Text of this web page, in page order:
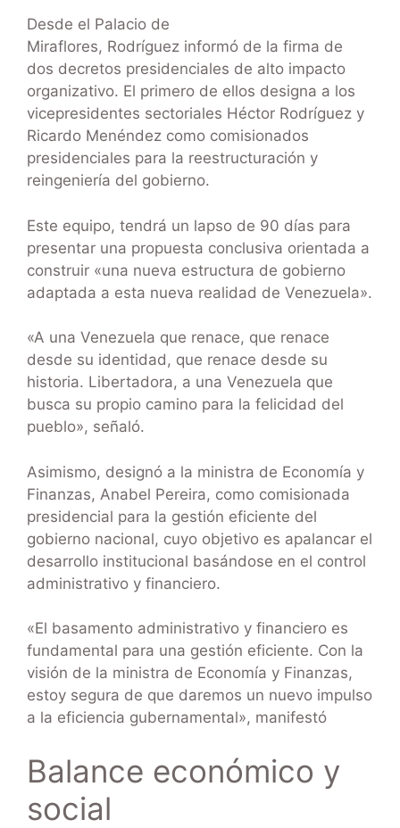
Desde el Palacio de
Miraflores, Rodríguez informó de la firma de
dos decretos presidenciales de alto impacto
organizativo. El primero de ellos designa a los
vicepresidentes sectoriales Héctor Rodríguez y
Ricardo Menéndez como comisionados
presidenciales para la reestructuración y
reingeniería del gobierno.
Este equipo, tendrá un lapso de 90 días para
presentar una propuesta conclusiva orientada a
construir «una nueva estructura de gobierno
adaptada a esta nueva realidad de Venezuela».
«A una Venezuela que renace, que renace
desde su identidad, que renace desde su
historia. Libertadora, a una Venezuela que
busca su propio camino para la felicidad del
pueblo», señaló.
Asimismo, designó a la ministra de Economía y
Finanzas, Anabel Pereira, como comisionada
presidencial para la gestión eficiente del
gobierno nacional, cuyo objetivo es apalancar el
desarrollo institucional basándose en el control
administrativo y financiero.
«El basamento administrativo y financiero es
fundamental para una gestión eficiente. Con la
visión de la ministra de Economía y Finanzas,
estoy segura de que daremos un nuevo impulso
a la eficiencia gubernamental», manifestó
Balance económico y
social